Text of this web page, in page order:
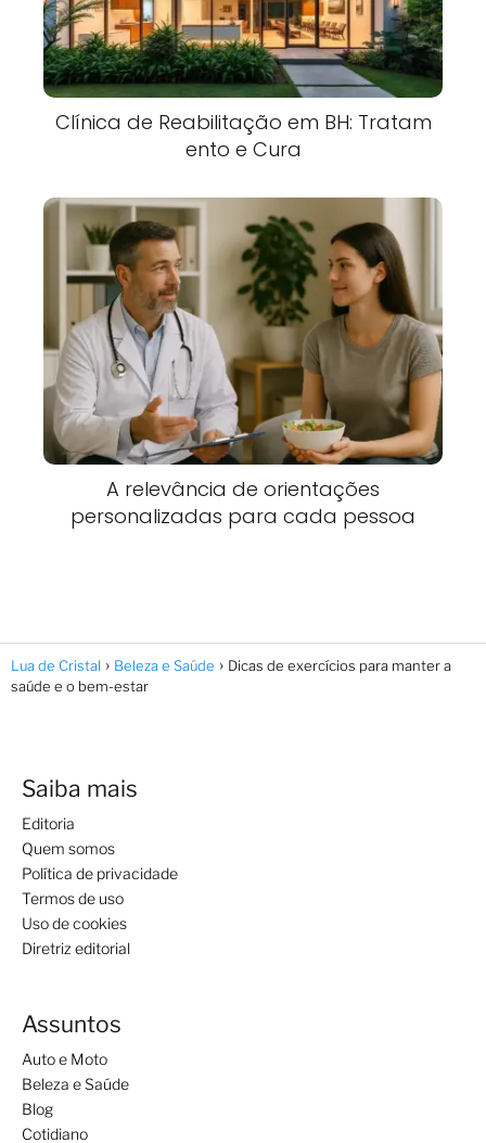
Clínica de Reabilitação em BH: Tratam
ento e Cura
A relevância de orientações
personalizadas para cada pessoa
Lua de Cristal Beleza e Saúde
Dicas de exercícios para manter a
saúde e o bem-estar
Saiba mais
Editoria
Quem somos
Política de privacidade
Termos de uso
Uso de cookies
Diretriz editorial
Assuntos
Auto e Moto
Beleza e Saúde
Blog
Cotidiano